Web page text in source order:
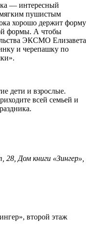
— интересный
пушистым
хорошо держит форму
формы. А чтобы
ЭКСМО Елизавета
и черепашку по
дети и взрослые.
всей семьей и
Дом книги «Зингер»,
второй этаж